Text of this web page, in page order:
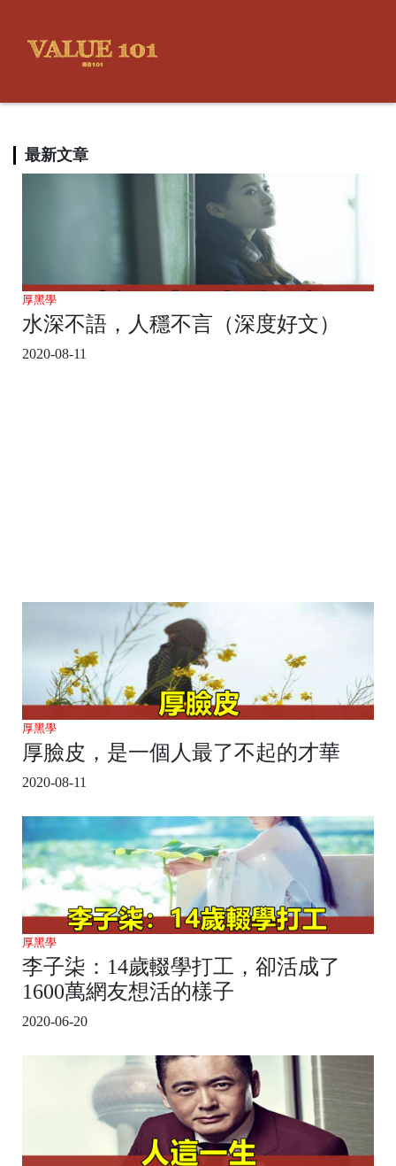
最新文章
厚黑學
水深不語，人穩不言（深度好文）
2020-08-11
厚黑學
厚臉皮，是一個人最了不起的才華
2020-08-11
厚黑學
李子柒：14歲輟學打工，卻活成了
1600萬網友想活的樣子
2020-06-20